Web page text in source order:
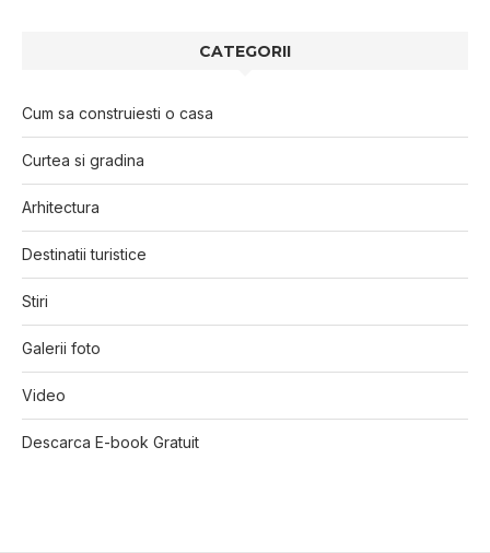
CATEGORII
Cum sa construiesti o casa
Curtea si gradina
Arhitectura
Destinatii turistice
Stiri
Galerii foto
Video
Descarca E-book Gratuit